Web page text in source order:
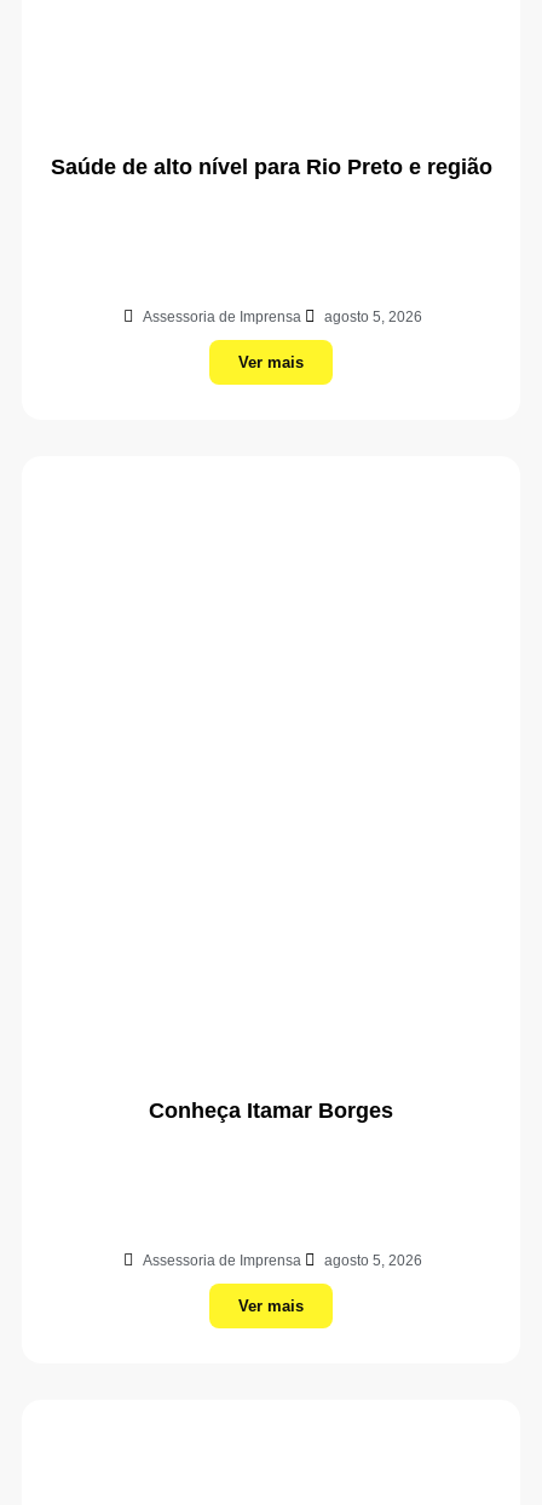
Saúde de alto nível para Rio Preto e região
Assessoria de Imprensa agosto 5, 2026
Ver mais
Conheça Itamar Borges
Assessoria de Imprensa agosto 5, 2026
Ver mais